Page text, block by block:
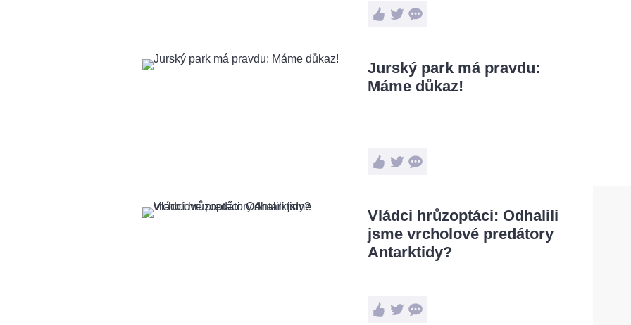
Jurský park má pravdu:
Máme důkaz!
Vládci hrůzoptáci: Odhalili
jsme vrcholové predátory
Antarktidy?